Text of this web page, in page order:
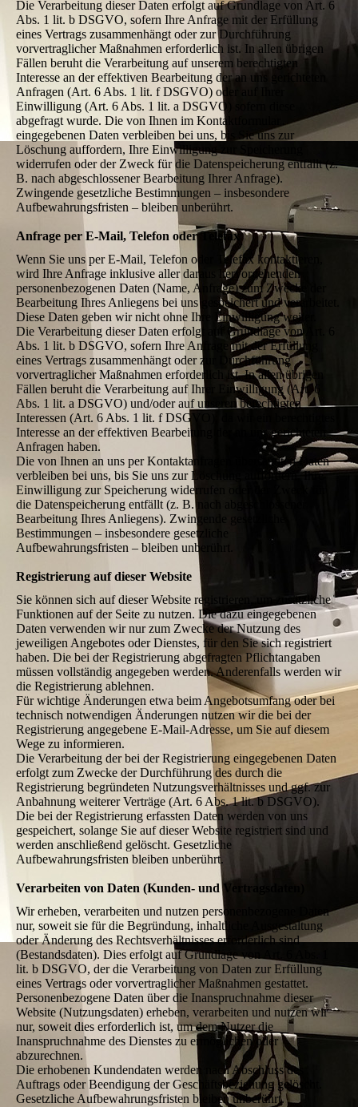
Die Verarbeitung dieser Daten erfolgt auf Grundlage von Art. 6
Abs. 1 lit. b DSGVO, sofern Ihre Anfrage mit der Erfüllung
eines Vertrags zusammenhängt oder zur Durchführung
vorvertraglicher Maßnahmen erforderlich ist. In allen übrigen
Fällen beruht die Verarbeitung auf unserem berechtigten
Interesse an der effektiven Bearbeitung der an uns gerichteten
Anfragen (Art. 6 Abs. 1 lit. f DSGVO) oder auf Ihrer
Einwilligung (Art. 6 Abs. 1 lit. a DSGVO) sofern diese
abgefragt wurde. Die von Ihnen im Kontaktformular
eingegebenen Daten verbleiben bei uns, bis Sie uns zur
Löschung auffordern, Ihre Einwilligung zur Speicherung
widerrufen oder der Zweck für die Datenspeicherung entfällt (z.
B. nach abgeschlossener Bearbeitung Ihrer Anfrage).
Zwingende gesetzliche Bestimmungen – insbesondere
Aufbewahrungsfristen – bleiben unberührt.
Anfrage per E-Mail, Telefon oder Telefax
Wenn Sie uns per E-Mail, Telefon oder Telefax kontaktieren,
wird Ihre Anfrage inklusive aller daraus hervorgehenden
personenbezogenen Daten (Name, Anfrage) zum Zwecke der
Bearbeitung Ihres Anliegens bei uns gespeichert und verarbeitet.
Diese Daten geben wir nicht ohne Ihre Einwilligung weiter.
Die Verarbeitung dieser Daten erfolgt auf Grundlage von Art. 6
Abs. 1 lit. b DSGVO, sofern Ihre Anfrage mit der Erfüllung
eines Vertrags zusammenhängt oder zur Durchführung
vorvertraglicher Maßnahmen erforderlich ist. In allen übrigen
Fällen beruht die Verarbeitung auf Ihrer Einwilligung (Art. 6
Abs. 1 lit. a DSGVO) und/oder auf unseren berechtigten
Interessen (Art. 6 Abs. 1 lit. f DSGVO), da wir ein berechtigtes
Interesse an der effektiven Bearbeitung der an uns gerichteten
Anfragen haben.
Die von Ihnen an uns per Kontaktanfragen übersandten Daten
verbleiben bei uns, bis Sie uns zur Löschung auffordern, Ihre
Einwilligung zur Speicherung widerrufen oder der Zweck für
die Datenspeicherung entfällt (z. B. nach abgeschlossener
Bearbeitung Ihres Anliegens). Zwingende gesetzliche
Bestimmungen – insbesondere gesetzliche
Aufbewahrungsfristen – bleiben unberührt.
Registrierung auf dieser Website
Sie können sich auf dieser Website registrieren, um zusätzliche
Funktionen auf der Seite zu nutzen. Die dazu eingegebenen
Daten verwenden wir nur zum Zwecke der Nutzung des
jeweiligen Angebotes oder Dienstes, für den Sie sich registriert
haben. Die bei der Registrierung abgefragten Pflichtangaben
müssen vollständig angegeben werden. Anderenfalls werden wir
die Registrierung ablehnen.
Für wichtige Änderungen etwa beim Angebotsumfang oder bei
technisch notwendigen Änderungen nutzen wir die bei der
Registrierung angegebene E-Mail-Adresse, um Sie auf diesem
Wege zu informieren.
Die Verarbeitung der bei der Registrierung eingegebenen Daten
erfolgt zum Zwecke der Durchführung des durch die
Registrierung begründeten Nutzungsverhältnisses und ggf. zur
Anbahnung weiterer Verträge (Art. 6 Abs. 1 lit. b DSGVO).
Die bei der Registrierung erfassten Daten werden von uns
gespeichert, solange Sie auf dieser Website registriert sind und
werden anschließend gelöscht. Gesetzliche
Aufbewahrungsfristen bleiben unberührt.
Verarbeiten von Daten (Kunden- und Vertragsdaten)
Wir erheben, verarbeiten und nutzen personenbezogene Daten
nur, soweit sie für die Begründung, inhaltliche Ausgestaltung
oder Änderung des Rechtsverhältnisses erforderlich sind
(Bestandsdaten). Dies erfolgt auf Grundlage von Art. 6 Abs. 1
lit. b DSGVO, der die Verarbeitung von Daten zur Erfüllung
eines Vertrags oder vorvertraglicher Maßnahmen gestattet.
Personenbezogene Daten über die Inanspruchnahme dieser
Website (Nutzungsdaten) erheben, verarbeiten und nutzen wir
nur, soweit dies erforderlich ist, um dem Nutzer die
Inanspruchnahme des Dienstes zu ermöglichen oder
abzurechnen.
Die erhobenen Kundendaten werden nach Abschluss des
Auftrags oder Beendigung der Geschäftsbeziehung gelöscht.
Gesetzliche Aufbewahrungsfristen bleiben unberührt.